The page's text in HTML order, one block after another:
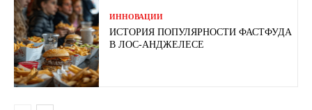
ИННОВАЦИИ
ИСТОРИЯ ПОПУЛЯРНОСТИ ФАСТФУДА
В ЛОС-АНДЖЕЛЕСЕ